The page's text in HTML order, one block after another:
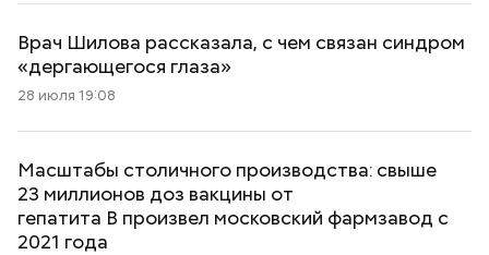
Врач Шилова рассказала, с чем связан синдром
«дергающегося глаза»
28 июля 19:08
Масштабы столичного производства: свыше
23 миллионов доз вакцины от
гепатита В произвел московский фармзавод с
2021 года